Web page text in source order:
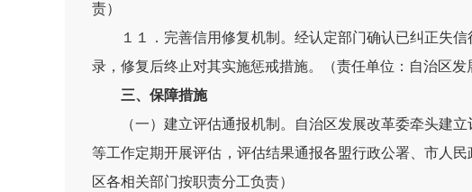
责）
１１．完善信用修复机制。经认定部门确认已纠正失
录，修复后终止对其实施惩戒措施。（责任单位：自治区
三、保障措施
（一）建立评估通报机制。自治区发展改革委牵头建
等工作定期开展评估，评估结果通报各盟行政公署、市人
区各相关部门按职责分工负责）